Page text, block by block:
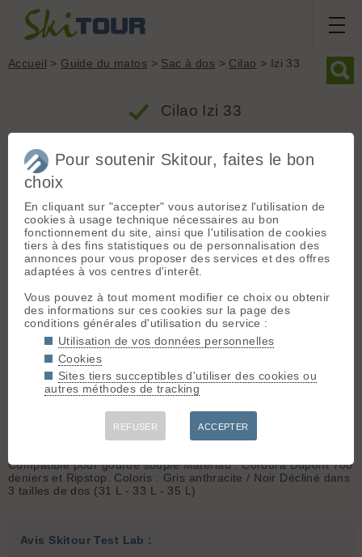
Accueil > Guide du matos > Sac à dos > Cilao > Izi 33
Cilao Izi 33
Produit
Groupe : Sac à dos
Marque : Cilao
Modèle : Izi 33
Type : Journée
Poids : 725 grammes
Prix indicatif : 149.00 €
Description / Informations fabricant
Pour qui ?L’iZi 33 est un sac à dos d’alpinisme ultra léger :
725 grammes pour un volume de 33 litres. Très technique,
robuste, confortable, et destiné aux courses d’alpinisme de 1 à
2 jours : Raids à ski, escalade, expédition, cascade de glace…
Portage près du dos et stabilité exceptionnelle.
>air-go concept< Bretelles exclusives >izi
concept< 2 Porte piolet exclusifs >Porte ski frontal< >Ouverture
du sac< >Descriptif vue de dos < >Descriptif vue de face <
Compatible pour gourde souple Matériau : Cordura Dupont 700
deniers et Ripstop. Coloris : Gris anthracite / Noir Décliné dans
3 tailles de dos (31 L - 33 L - 35 L)
Avis Skitour Test Lab :
Pour soutenir Skitour, faites le bon
choix
En cliquant sur "accepter" vous autorisez l'utilisation de
cookies à usage technique nécessaires au bon
fonctionnement du site, ainsi que l'utilisation de cookies
tiers à des fins statistiques ou de personnalisation des
annonces pour vous proposer des services et des offres
adaptées à vos centres d'interêt.
Vous pouvez à tout moment modifier ce choix ou obtenir
des informations sur ces cookies sur la page des
conditions générales d'utilisation du service :
Utilisation de vos données personnelles
Cookies
Sites tiers succeptibles d'utiliser des cookies ou
autres méthodes de tracking
REFUSER ACCEPTER